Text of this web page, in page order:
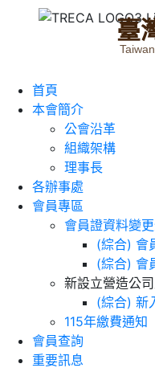
臺
首頁
本會簡介
公會沿革
組織架構
理事長
各辦事處
會員專區
會員證資料變
(綜合) 會
(綜合) 會
新設立營造公
(綜合) 新
115年繳費通知
會員查詢
重要訊息